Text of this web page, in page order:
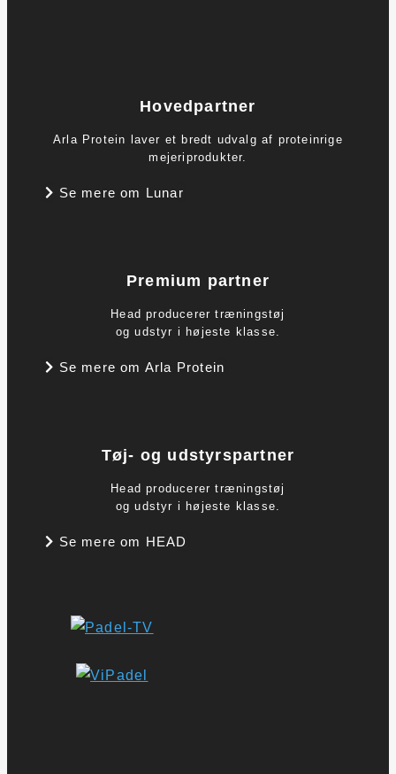
Hovedpartner
Arla Protein laver et bredt udvalg af proteinrige
mejeriprodukter.
Se mere om Lunar
Premium partner
Head producerer træningstøj
og udstyr i højeste klasse.
Se mere om Arla Protein
Tøj- og udstyrspartner
Head producerer træningstøj
og udstyr i højeste klasse.
Se mere om HEAD